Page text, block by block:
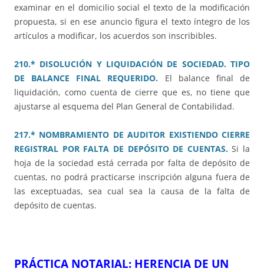
examinar en el domicilio social el texto de la modificación
propuesta, si en ese anuncio figura el texto íntegro de los
artículos a modificar, los acuerdos son inscribibles.
210.* DISOLUCIÓN Y LIQUIDACIÓN DE SOCIEDAD. TIPO
DE BALANCE FINAL REQUERIDO. El balance final de
liquidación, como cuenta de cierre que es, no tiene que
ajustarse al esquema del Plan General de Contabilidad.
217.* NOMBRAMIENTO DE AUDITOR EXISTIENDO CIERRE
REGISTRAL POR FALTA DE DEPÓSITO DE CUENTAS.Si la
hoja de la sociedad está cerrada por falta de depósito de
cuentas, no podrá practicarse inscripción alguna fuera de
las exceptuadas, sea cual sea la causa de la falta de
depósito de cuentas.
PRÁCTICA NOTARIAL: HERENCIA DE UN